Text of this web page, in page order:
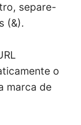
separe-
(&).
o
marca de